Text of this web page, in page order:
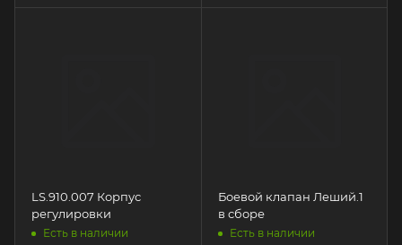
LS.910.007 Корпус
регулировки
Есть в наличии
Боевой клапан Леший.1
в сборе
Есть в наличии